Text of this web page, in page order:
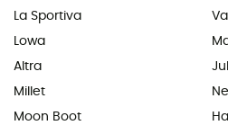
La Sportiva
Lowa
Altra
Millet
Moon Boot